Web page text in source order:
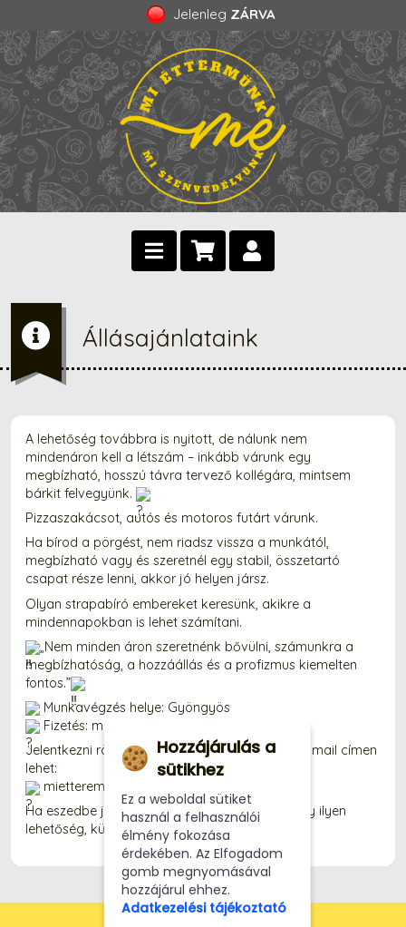
Jelenleg ZÁRVA
Állásajánlataink
A lehetőség továbbra is nyitott, de nálunk nem
mindenáron kell a létszám – inkább várunk egy
megbízható, hosszú távra tervező kollégára, mintsem
bárkit felvegyünk.
Pizzaszakácsot, autós és motoros futárt várunk.
Ha bírod a pörgést, nem riadsz vissza a munkától,
megbízható vagy és szeretnél egy stabil, összetartó
csapat része lenni, akkor jó helyen jársz.
Olyan strapabíró embereket keresünk, akikre a
mindennapokban is lehet számítani.
„Nem minden áron szeretnénk bővülni, számunkra a
megbízhatóság, a hozzáállás és a profizmus kiemelten
fontos.”
Munkavégzés helye: Gyöngyös
Fizetés: megegyezés szerint
Jelentkezni rövid bemutatkozással az alábbi e-mail címen
lehet:
mietterem@gmail.com
Ha eszedbe jut valaki, akinek pont jól jönne egy ilyen
lehetőség, küldd tovább neki!
Hozzájárulás a
sütikhez
Ez a weboldal sütiket
használ a felhasználói
élmény fokozása
érdekében. Az Elfogadom
gomb megnyomásával
hozzájárul ehhez.
Adatkezelési tájékoztató